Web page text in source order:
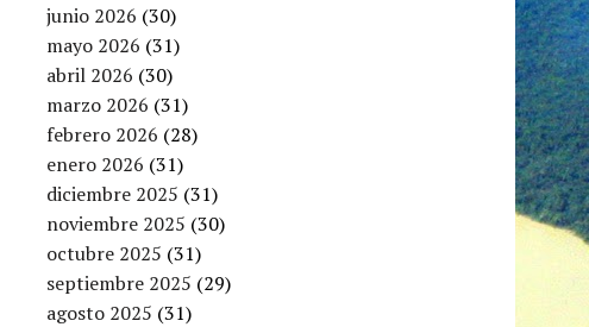
junio 2026 (30)
mayo 2026 (31)
abril 2026 (30)
marzo 2026 (31)
febrero 2026 (28)
enero 2026 (31)
diciembre 2025 (31)
noviembre 2025 (30)
octubre 2025 (31)
septiembre 2025 (29)
agosto 2025 (31)